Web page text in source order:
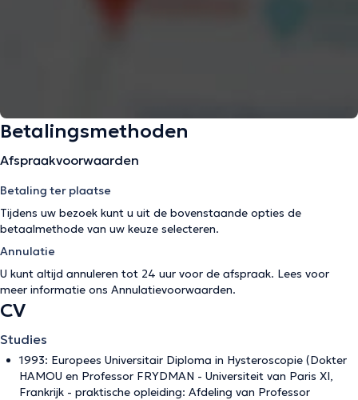
Betalingsmethoden
Afspraakvoorwaarden
Betaling ter plaatse
Tijdens uw bezoek kunt u uit de bovenstaande opties de
betaalmethode van uw keuze selecteren.
Annulatie
U kunt altijd annuleren tot 24 uur voor de afspraak. Lees voor
meer informatie ons Annulatievoorwaarden.
CV
Studies
1993: Europees Universitair Diploma in Hysteroscopie (Dokter
HAMOU en Professor FRYDMAN - Universiteit van Paris XI,
Frankrijk - praktische opleiding: Afdeling van Professor